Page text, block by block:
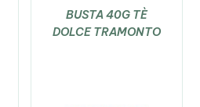
BUSTA 40G TÈ
DOLCE TRAMONTO